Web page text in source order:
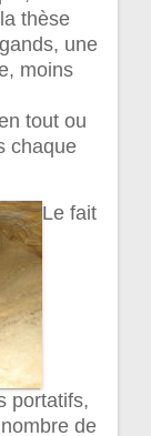
thèse
une
moins
tout ou
chaque
Le fait
portatifs,
de